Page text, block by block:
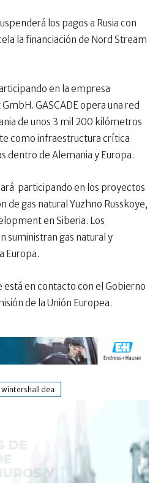
los pagos a Rusia con
la financiación de Nord Stream
en la empresa
GASCADE opera una red
de unos 3 mil 200 kilómetros
como infraestructura crítica
dentro de Alemania y Europa.
participando en los proyectos
de gas natural Yuzhno Russkoye,
en Siberia. Los
suministran gas natural y
Europa.
está en contacto con el Gobierno
de la Unión Europea.
wintershall dea